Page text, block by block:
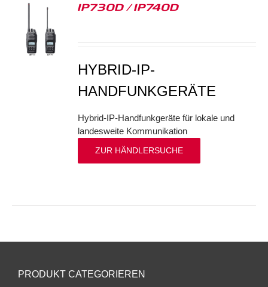
IP730D / IP740D
HYBRID-IP-
HANDFUNKGERÄTE
Hybrid-IP-Handfunkgeräte für lokale und
landesweite Kommunikation
ZUR HÄNDLERSUCHE
PRODUKT CATEGORIEREN